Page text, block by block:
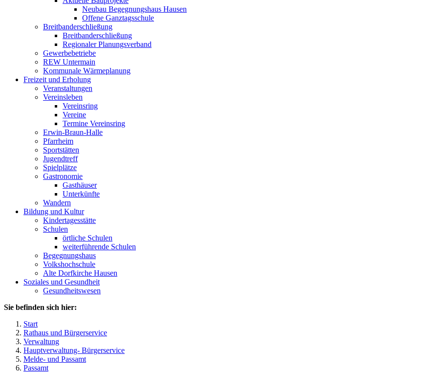
Neubau Begegnungshaus Hausen
Offene Ganztagsschule
Breitbanderschließung
Breitbanderschließung
Regionaler Planungsverband
Gewerbebetriebe
REW Untermain
Kommunale Wärmeplanung
Freizeit und Erholung
Veranstaltungen
Vereinsleben
Vereinsring
Vereine
Termine Vereinsring
Erwin-Braun-Halle
Pfarrheim
Sportstätten
Jugendtreff
Spielplätze
Gastronomie
Gasthäuser
Unterkünfte
Wandern
Bildung und Kultur
Kindertagesstätte
Schulen
örtliche Schulen
weiterführende Schulen
Begegnungshaus
Volkshochschule
Alte Dorfkirche Hausen
Soziales und Gesundheit
Gesundheitswesen
Sie befinden sich hier:
Start
Rathaus und Bürgerservice
Verwaltung
Hauptverwaltung- Bürgerservice
Melde- und Passamt
Passamt